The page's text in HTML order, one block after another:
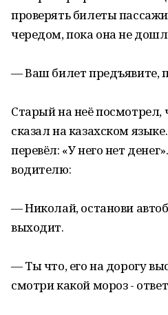
проверять билеты
чередом, пока она не
— Ваш билет предъявите,
Старый на неё посмотрел,
сказал на казахском
перевёл: «У него нет
водителю:
— Николай, останови
выходит.
— Ты что, его на дорогу
смотри какой мороз -